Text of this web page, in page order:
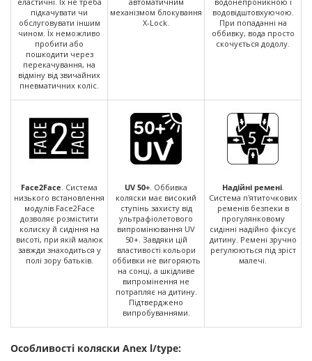
підкачувати чи
обслуговувати іншим
чином. Їх неможливо
пробити або
пошкодити через
перекачування, на
відміну від звичайних
пневматичних коліс.
механізмом блокування
X-Lock.
водовідштовхуючою.
При попаданні на
оббивку, вода просто
скочується додолу.
Face2Face . Система
низького встановлення
модулів Face2Face
дозволяє розмістити
колиску й сидіння на
висоті, при якій малюк
завжди знаходиться у
полі зору батьків.
UV 50+ . Оббивка
коляски має високий
ступінь захисту від
ультрафіолетового
випромінювання UV
50+. Завдяки цій
властивості кольори
оббивки не вигоряють
на сонці, а шкідливе
випромінення не
потрапляє на дитину.
Підтверджено
випробуваннями.
Надійні ремені.
Система п'ятиточкових
ременів безпеки в
прогулянковому
сидінні надійно фіксує
дитину. Ремені зручно
регулюються під зріст
малечі.
Особливості коляски Anex l/type: